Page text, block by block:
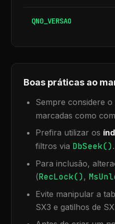
QN0_VERSAO
Boas práticas ao
Sempre considere
marcadas como
Prefira utilizar os
filtros via DbSeek()
Para inclusão,
(RecLock(),
Evite manipular a
SX3 e gatilhos de